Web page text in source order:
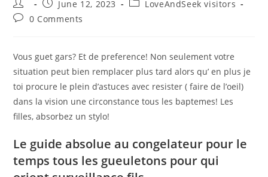
Post
author:
Post
published:
June 12, 2023
PostLoveAndSeek visitors
Post0 Comments
Vous guet gars? Et de preference! Non seulement votre
situation peut bien remplacer plus tard alors qu’ en plus je
toi procure le plein d’astuces avec resister ( faire de l’oeil)
dans la vision une circonstance tous les baptemes! Les
filles, absorbez un stylo!
Le guide absolue au congelateur pour le
temps tous les gueuletons pour qui